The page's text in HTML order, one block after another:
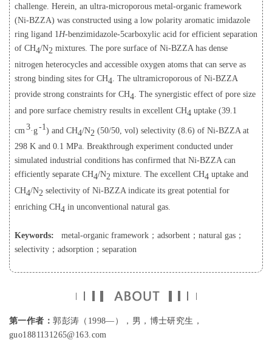
challenge. Herein, an ultra-microporous metal-organic framework
(Ni-BZZA) was constructed using a low polarity aromatic imidazole
ring ligand 1 H-benzimidazole-5carboxylic acid for efficient separation
of CH4/N2 mixtures. The pore surface of Ni-BZZA has dense
nitrogen heterocycles and accessible oxygen atoms that can serve as
strong binding sites for CH4 . The ultramicroporous of Ni-BZZA
provide strong constraints for CH4. The synergistic effect of pore size
and pore surface chemistry results in excellent CH4 uptake (39.1
cm 3·g-1 ) and CH4/N2 (50/50, vol) selectivity (8.6) of Ni-BZZA at
298 K and 0.1 MPa. Breakthrough experiment conducted under
simulated industrial conditions has confirmed that Ni-BZZA can
efficiently separate CH4/N2 mixture. The excellent CH4 uptake and
CH4/N2 selectivity of Ni-BZZA indicate its great potential for
enriching CH4 in unconventional natural gas.
Keywords: metal-organic framework ； adsorbent ； natural gas ；
selectivity ； adsorption ； separation
第一作者：郭彭涛（1998—），男，博士研究生，
guo1881131265@163.com